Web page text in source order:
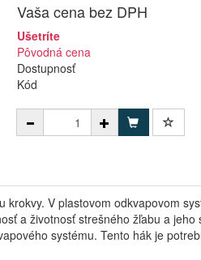
Vaša cena bez DPH
Ušetríte
Pôvodná cena
Dostupnosť
Kód
V plastovom odkvapovom
a životnosť strešného žľabu a
systému. Tento hák je